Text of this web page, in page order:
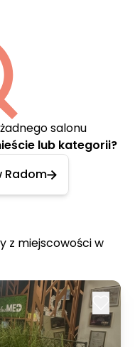
salonu
lub kategorii?
Radom
z miejscowości w